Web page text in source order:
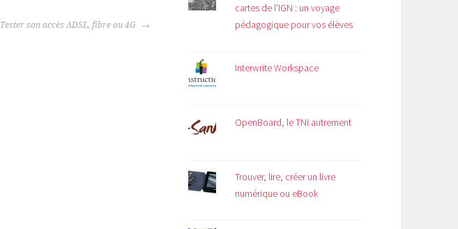
Tester son accès ADSL, fibre ou 4G
cartes de l’IGN : un voyage
pédagogique pour vos élèves
Interwrite Workspace
OpenBoard, le TNi autrement
Trouver, lire, créer un livre
numérique ou eBook